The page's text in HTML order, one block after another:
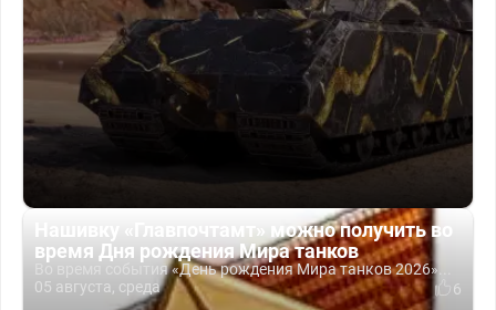
Нашивку «Главпочтамт» можно получить во
время Дня рождения Мира танков
Во время события «День рождения Мира танков 2026»...
05 августа, среда
6